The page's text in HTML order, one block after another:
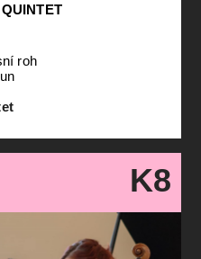
roh
K8